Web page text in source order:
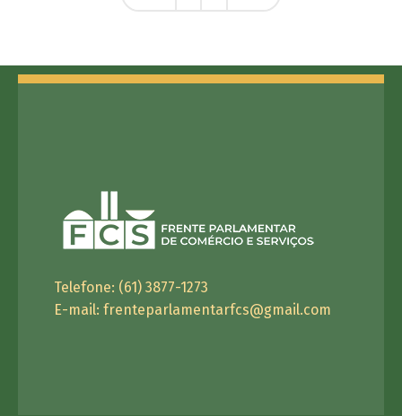
Telefone: (61) 3877-1273
E-mail: frenteparlamentarfcs@gmail.com